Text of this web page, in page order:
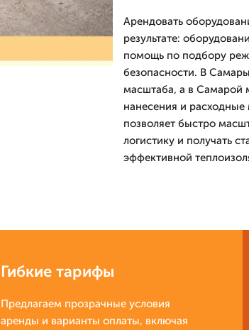
Арендовать
результате:
помощь по подбору
безопасности. В
масштаба, а в Самарой
нанесения и
позволяет быстро
логистику и получать
эффективной
Гибкие тарифы
Предлагаем прозрачные условия
аренды и варианты оплаты, включая